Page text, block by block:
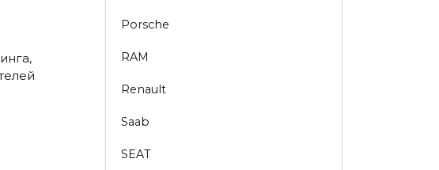
Porsche
RAM
Renault
Saab
SEAT